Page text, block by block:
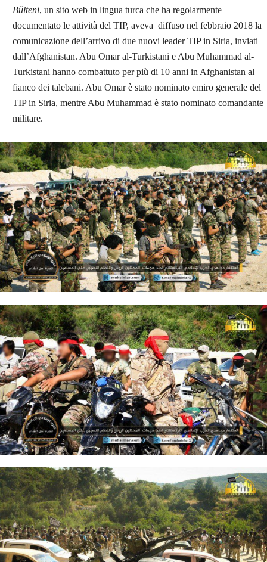
Bülteni, un sito web in lingua turca che ha regolarmente
documentato le attività del TIP, aveva diffuso nel febbraio 2018 la
comunicazione dell’arrivo di due nuovi leader TIP in Siria, inviati
dall’Afghanistan. Abu Omar al-Turkistani e Abu Muhammad al-
Turkistani hanno combattuto per più di 10 anni in Afghanistan al
fianco dei talebani. Abu Omar è stato nominato emiro generale del
TIP in Siria, mentre Abu Muhammad è stato nominato comandante
militare.